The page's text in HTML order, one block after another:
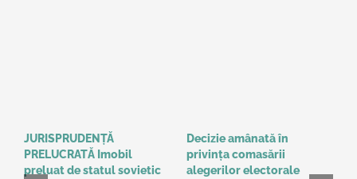
JURISPRUDENȚĂ
PRELUCRATĂ Imobil
preluat de statul sovietic
Decizie amânată în
privinţa comasării
alegerilor electorale